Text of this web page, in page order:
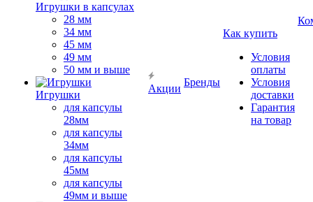
Игрушки в капсулах
28 мм
34 мм
45 мм
49 мм
50 мм и выше
Игрушки
для капсулы
28мм
для капсулы
34мм
для капсулы
45мм
для капсулы
49мм и выше
Акции
Бренды
Как купить
Условия
оплаты
Условия
доставки
Гарантия
на товар